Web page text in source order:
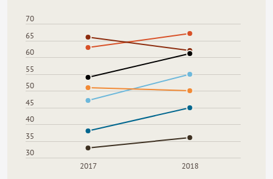
30
35
40
45
50
55
60
65
70
2017 2018